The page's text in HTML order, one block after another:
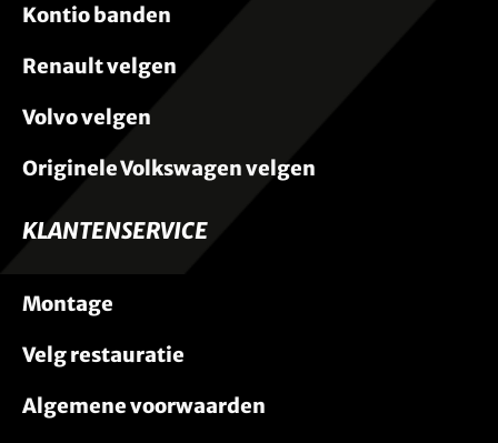
Kontio banden
Renault velgen
Volvo velgen
Originele Volkswagen velgen
KLANTENSERVICE
Montage
Velg restauratie
Algemene voorwaarden